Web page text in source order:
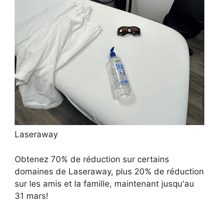
Laseraway
Obtenez 70% de réduction sur certains
domaines de Laseraway, plus 20% de réduction
sur les amis et la famille, maintenant jusqu'au
31 mars!